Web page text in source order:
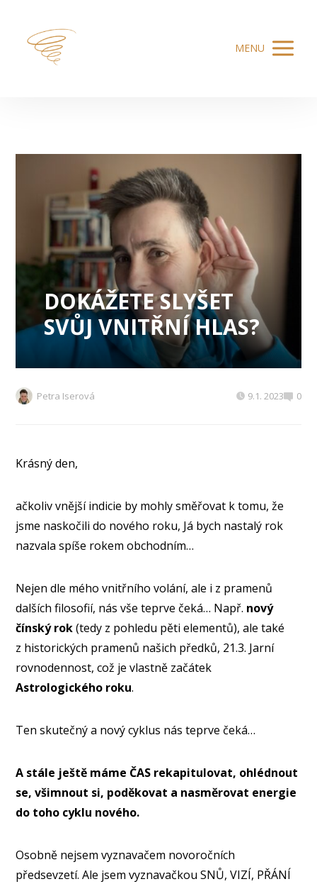
MENU
DOKÁŽETE SLYŠET
SVŮJ VNITŘNÍ HLAS?
Petra Iserová 9.1. 2023 0
Krásný den,
ačkoliv vnější indicie by mohly směřovat k tomu, že
jsme naskočili do nového roku, Já bych nastalý rok
nazvala spíše rokem obchodním…
Nejen dle mého vnitřního volání, ale i z pramenů
dalších filosofií, nás vše teprve čeká… Např. nový
čínský rok(tedy z pohledu pěti elementů), ale také
z historických pramenů našich předků, 21.3. Jarní
rovnodennost, což je vlastně začátek
Astrologického roku.
Ten skutečný a nový cyklus nás teprve čeká…
A stále ještě máme ČAS rekapitulovat, ohlédnout
se, všimnout si, poděkovat a nasměrovat energie
do toho cyklu nového.
Osobně nejsem vyznavačem novoročních
předsevzetí. Ale jsem vyznavačkou SNŮ, VIZÍ, PŘÁNÍ